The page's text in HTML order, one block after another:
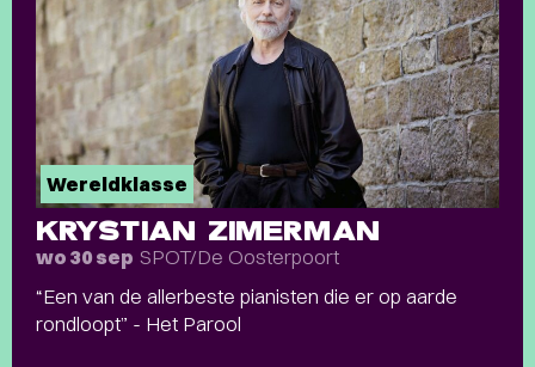
Wereldklasse
KRYSTIAN ZIMERMAN
wo 30 sep SPOT/De Oosterpoort
“Een van de allerbeste pianisten die er op aarde
rondloopt” - Het Parool